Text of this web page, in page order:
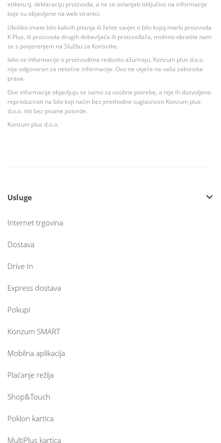
etiketu tj. deklaraciju proizvoda, a ne se oslanjati isključivo na informacije
koje su objavljene na web stranici.
Ukoliko imate bilo kakvih pitanja ili želite savjet o bilo kojoj marki proizvoda
K Plus, ili proizvoda drugih dobavljača ili proizvođača, molimo obratite nam
se s povjerenjem na Službu za Korisnike.
Iako se informacije o proizvodima redovito ažuriraju, Konzum plus d.o.o.
nije odgovoran za netočne informacije. Ovo ne utječe na vaša zakonska
prava.
Ove informacije objavljuju se samo za osobne potrebe, a nije ih dozvoljeno
reproducirati na bilo koji način bez prethodne suglasnosti Konzum plus
d.o.o. niti bez pisane potvrde.
Konzum plus d.o.o.
Usluge
Internet trgovina
Dostava
Drive In
Express dostava
Pokupi
Konzum SMART
Mobilna aplikacija
Plaćanje režija
Shop&Touch
Poklon kartica
MultiPlus kartica